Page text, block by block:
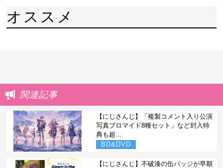
オススメ
関連記事
【にじさんじ】「複製コメント入り公演
写真ブロマイド8種セット」など封入特
典も超...
BD&DVD
【にじさんじ】不破湊の缶バッジが早期